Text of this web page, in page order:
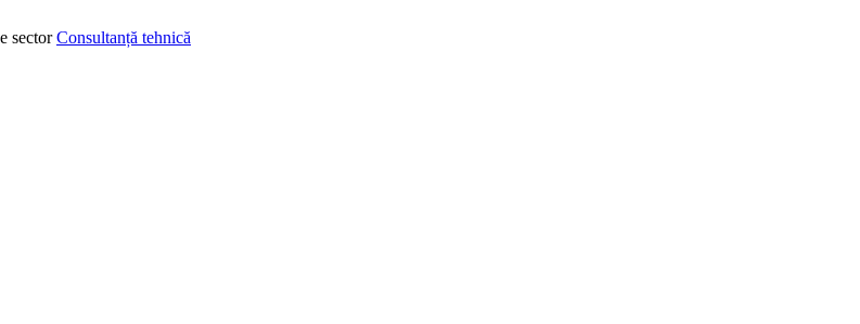
sector Consultanță tehnică